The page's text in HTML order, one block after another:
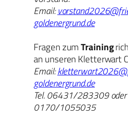
Email:
goldenergrund.de
Fragen zumTraining
an unseren Kletterwart
Email:
goldenergrund.de
Tel. 06431/283309 oder
0170/1055035